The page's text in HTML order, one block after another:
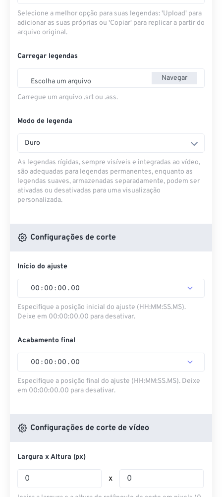
Selecione a melhor opção para suas legendas: 'Upload' para
adicionar as suas próprias ou 'Copiar' para replicar a partir do
arquivo original.
Carregar legendas
Escolha um arquivo Navegar
Carregue um arquivo .srt ou .ass.
Modo de legenda
Duro
As legendas rígidas, sempre visíveis e integradas ao vídeo,
são adequadas para legendas permanentes, enquanto as
legendas suaves, armazenadas separadamente, podem ser
ativadas ou desativadas para uma visualização
personalizada.
Configurações de corte
Início do ajuste
00 : 00 : 00 . 00
Especifique a posição inicial do ajuste (HH:MM:SS.MS).
Deixe em 00:00:00.00 para desativar.
Acabamento final
00 : 00 : 00 . 00
Especifique a posição final do ajuste (HH:MM:SS.MS). Deixe
em 00:00:00.00 para desativar.
Configurações de corte de vídeo
Largura x Altura (px)
x